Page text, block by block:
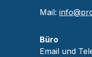
Mail:
Büro
Email und